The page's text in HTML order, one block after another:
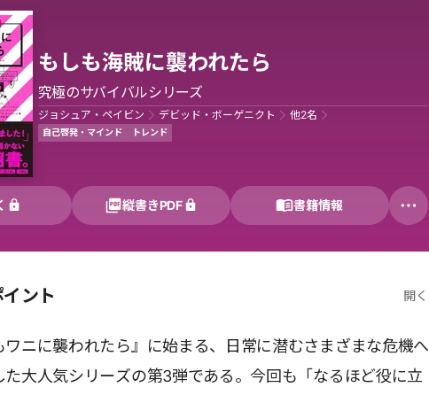
もしも海賊に襲われたら
究極のサバイバルシリーズ
ジョシュア・ペイビン デビッド・ボーゲニクト 他2名
自己啓発・マインド トレンド
縦書きPDF 書籍情報
ント 開く
ワニに襲われたら』に始まる、日常に潜むさまざまな危機
た大人気シリーズの第3弾である。今回も「なるほど役に立